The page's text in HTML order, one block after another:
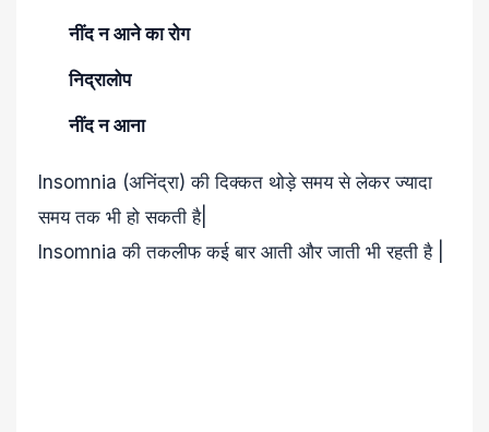
नींद न आने का रोग
निद्रालोप
नींद न आना
Insomnia (अनिंद्रा) की दिक्कत थोड़े समय से लेकर ज्यादा
समय तक भी हो सकती है|
Insomnia की तकलीफ कई बार आती और जाती भी रहती है |